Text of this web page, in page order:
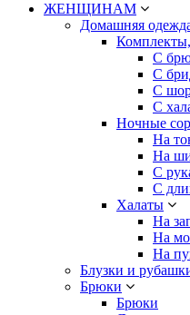
ЖЕНЩИНАМ
Домашняя
С
С
С
С
Ночные
На
На
С
С
Халаты
На
На
На
Блузки и
Брюки
Брюки